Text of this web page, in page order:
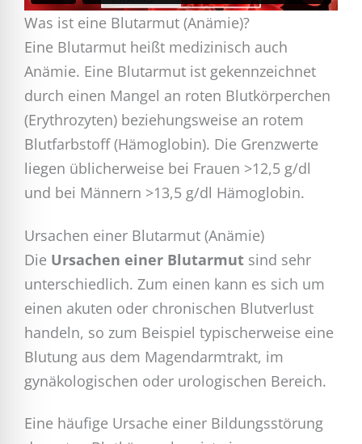
Was ist eine Blutarmut (Anämie)?
Eine Blutarmut heißt medizinisch auch
Anämie. Eine Blutarmut ist gekennzeichnet
durch einen Mangel an roten Blutkörperchen
(Erythrozyten) beziehungsweise an rotem
Blutfarbstoff (Hämoglobin). Die Grenzwerte
liegen üblicherweise bei Frauen >12,5 g/dl
und bei Männern >13,5 g/dl Hämoglobin.
Ursachen einer Blutarmut (Anämie)
Die Ursachen einer Blutarmut sind sehr
unterschiedlich. Zum einen kann es sich um
einen akuten oder chronischen Blutverlust
handeln, so zum Beispiel typischerweise eine
Blutung aus dem Magendarmtrakt, im
gynäkologischen oder urologischen Bereich.
Eine häufige Ursache einer Bildungsstörung